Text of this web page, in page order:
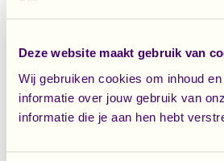
Deze website maakt gebruik van
Wij gebruiken cookies om inhoud
informatie over jouw gebruik van
informatie die je aan hen hebt